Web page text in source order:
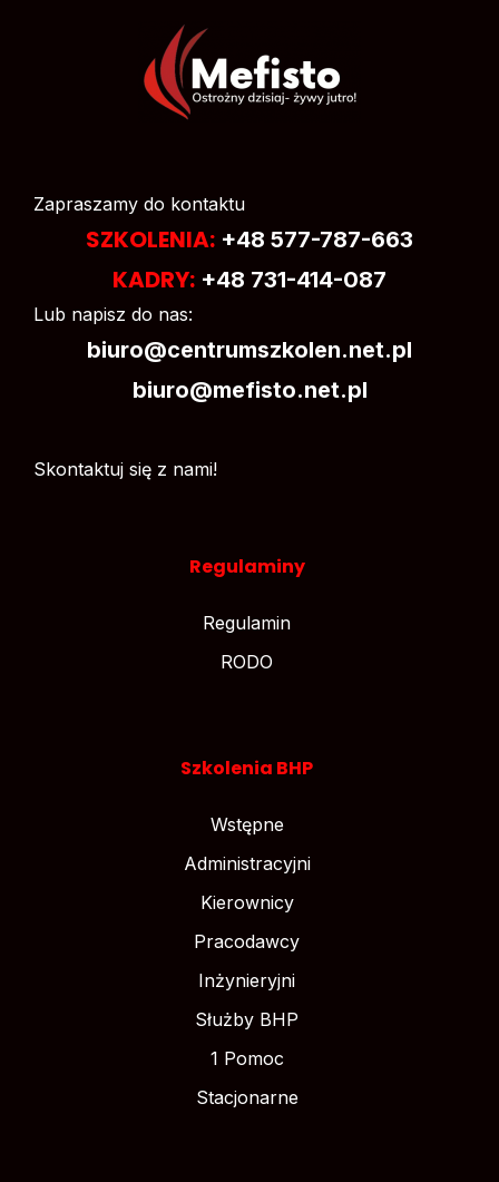
Zapraszamy do kontaktu
SZKOLENIA: +48 577-787-663
KADRY: +48 731-414-087
Lub napisz do nas:
biuro@centrumszkolen.net.pl
biuro@mefisto.net.pl
Skontaktuj się z nami!
Regulaminy
Regulamin
RODO
Szkolenia BHP
Wstępne
Administracyjni
Kierownicy
Pracodawcy
Inżynieryjni
Służby BHP
1 Pomoc
Stacjonarne